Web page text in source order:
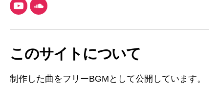
YouTubeSoundCloud
このサイトについて
制作した曲をフリーBGMとして公開しています。